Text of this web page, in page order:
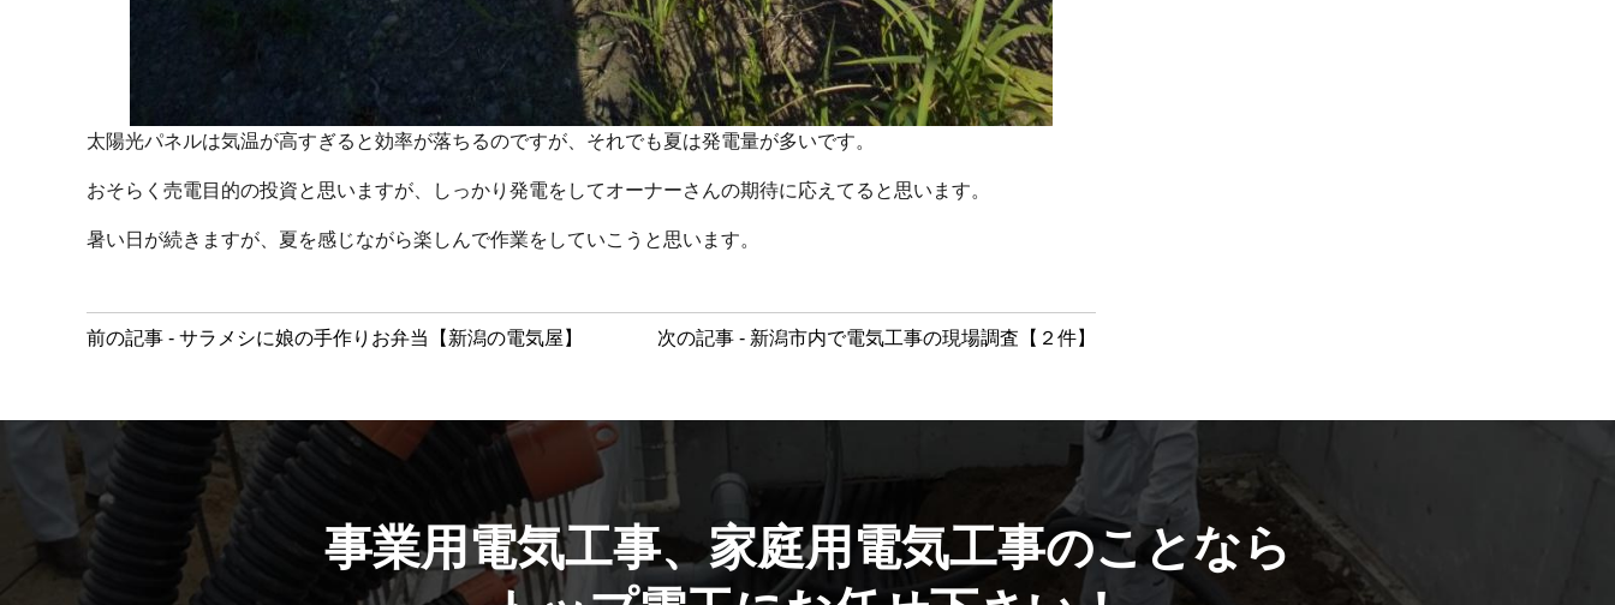
太陽光パネルは気温が高すぎると効率が落ちるのですが、それでも夏は発電量が多いです。
おそらく売電目的の投資と思いますが、しっかり発電をしてオーナーさんの期待に応えてると思います。
暑い日が続きますが、夏を感じながら楽しんで作業をしていこうと思います。
前
記
の
ン
前の記事 - サラメシに娘の手作りお弁当【新潟の電気屋】 次の記事 - 新潟市内で電気工事の現場調査【２件】
事業用電気工事、家庭用電気工事のことなら